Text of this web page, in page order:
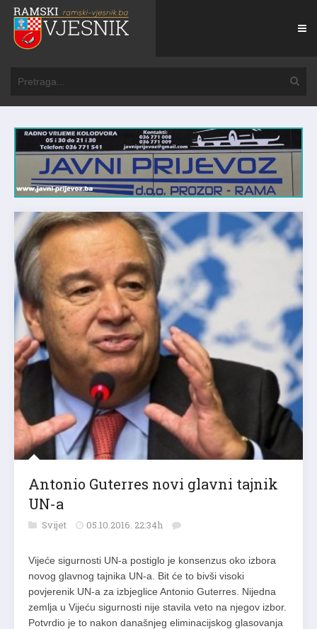
Antonio Guterres novi glavni tajnik
UN-a
Svijet 05.10.2016. 22:34h
Vijeće sigurnosti UN-a postiglo je konsenzus oko izbora
novog glavnog tajnika UN-a. Bit će to bivši visoki
povjerenik UN-a za izbjeglice Antonio Guterres. Nijedna
zemlja u Vijeću sigurnosti nije stavila veto na njegov izbor.
Potvrdio je to nakon današnjeg eliminacijskog glasovanja